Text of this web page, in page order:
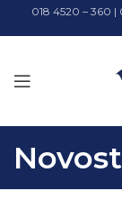
018 4520 – 360 |